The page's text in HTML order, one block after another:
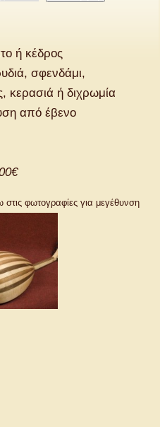
ή κέδρος
σφενδάμι,
κερασιά ή διχρωμία
από έβενο
φωτογραφίες για μεγέθυνση